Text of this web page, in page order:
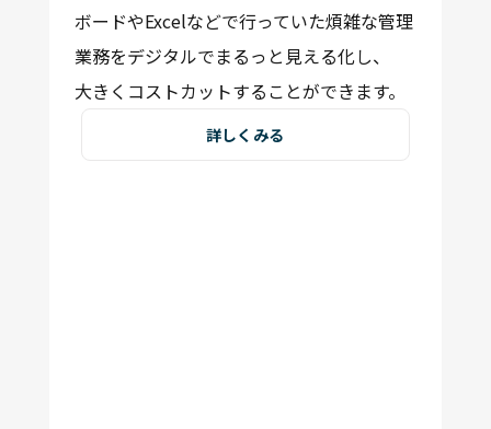
ボードやExcelなどで行っていた煩雑な管理
業務をデジタルでまるっと見える化し、
大きくコストカットすることができます。
詳しくみる